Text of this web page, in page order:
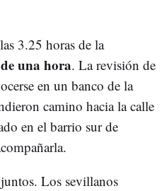
3.25 horas de la
una hora. La revisión de
en un banco de la
camino hacia la calle
en el barrio sur de
Los sevillanos